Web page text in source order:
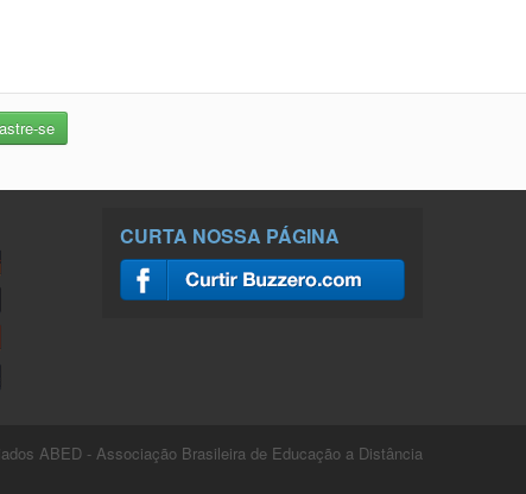
CURTA NOSSA PÁGINA
ABED - Associação Brasileira de Educação a Distância